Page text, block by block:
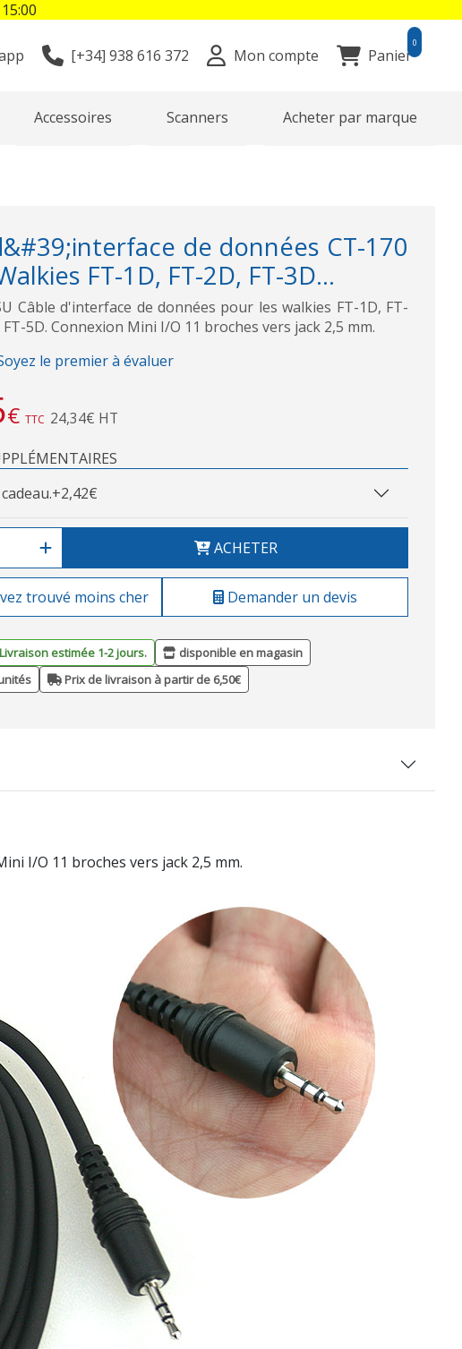
[+34] 938 616 372 Mon compte Panier
0
Accessoires Scanners Acheter par marque
de données CT-170
FT-1D, FT-2D, FT-3D...
Câble d'interface de données pour les walkies FT-1D, FT-
FT-5D. Connexion Mini I/O 11 broches vers jack 2,5 mm.
le premier à évaluer
€ TTC 24,34€ HT
+2,42€
ACHETER
trouvé moins cher Demander un devis
estimée 1-2 jours.
disponible en magasin
Prix de livraison à partir de 6,50€
I/O 11 broches vers jack 2,5 mm.